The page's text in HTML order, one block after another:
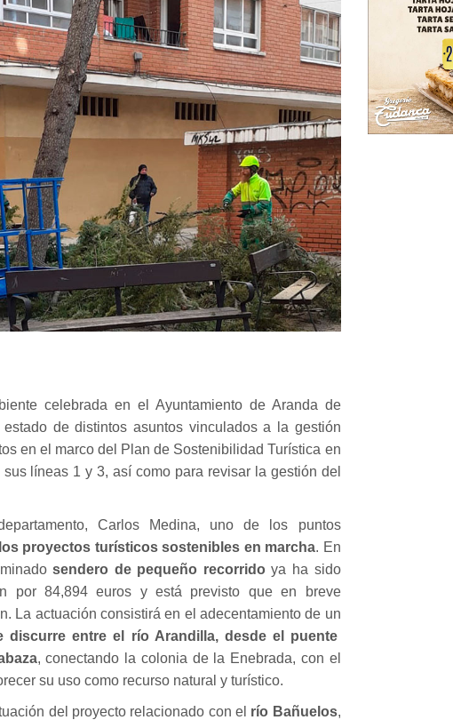
celebrada en el Ayuntamiento de Aranda de
de distintos asuntos vinculados a la gestión
en el marco del Plan de Sostenibilidad Turística en
líneas 1 y 3, así como para revisar la gestión del
Carlos Medina, uno de los puntos
proyectos turísticos sostenibles en marcha. En
sendero de pequeño recorrido ya ha sido
por 84,894 euros y está previsto que en breve
La actuación consistirá en el adecentamiento de un
discurre entre el río Arandilla, desde el puente
, conectando la colonia de la Enebrada, con el
su uso como recurso natural y turístico.
del proyecto relacionado con el río Bañuelos,